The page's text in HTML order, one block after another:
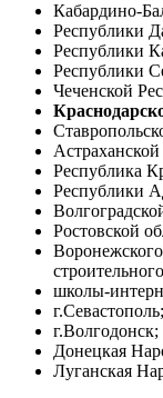
Кабардино-
Республики
Республики
Республики
Чеченской
Астраханской
Республика
Республики
Ростовской
школы-
г.Севастополь;
г.Волгодонск;
Донецкая
Луганская